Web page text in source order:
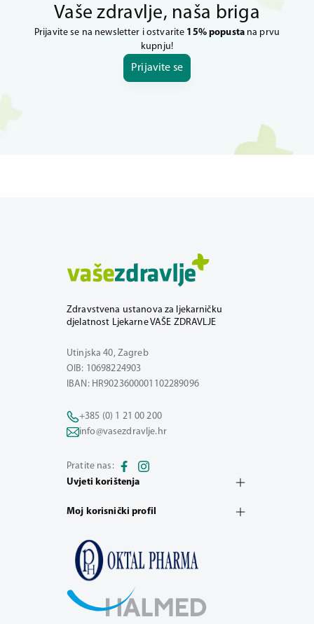
Vaše zdravlje, naša briga
Prijavite se na newsletter i ostvarite 15% popustana prvu
kupnju!
Prijavite se
Zdravstvena ustanova za ljekarničku
djelatnost Ljekarne VAŠE ZDRAVLJE
Utinjska 40, Zagreb
OIB: 10698224903
IBAN: HR9023600001102289096
+385 (0) 1 21 00 200
info@vasezdravlje.hr
Pratite nas:
Uvjeti korištenja
Moj korisnički profil